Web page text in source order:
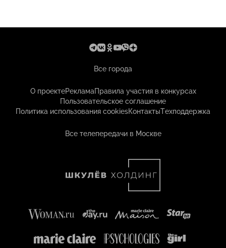
Все города
О проектеРекламаПравила участия в конкурсах
Пользовательское соглашение
Политика использования cookiesКонтактыТехподдержка
Все телепередачи в Москве